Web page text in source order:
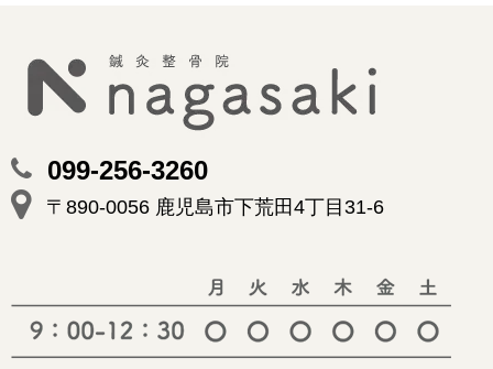
099-256-3260
〒890-0056 鹿児島市下荒田4丁目31-6